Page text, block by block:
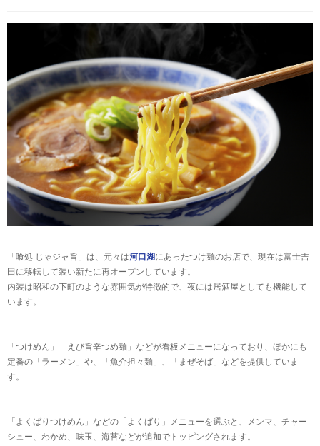
「喰処 じゃジャ旨」は、元々は河口湖にあったつけ麺のお店で、現在は富士吉
田に移転して装い新たに再オープンしています。
内装は昭和の下町のような雰囲気が特徴的で、夜には居酒屋としても機能して
います。
「つけめん」「えび旨辛つめ麺」などが看板メニューになっており、ほかにも
定番の「ラーメン」や、「魚介担々麺」、「まぜそば」などを提供していま
す。
「よくばりつけめん」などの「よくばり」メニューを選ぶと、メンマ、チャー
シュー、わかめ、味玉、海苔などが追加でトッピングされます。